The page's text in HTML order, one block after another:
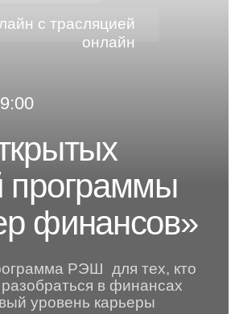
РЭШ для тех, кто
в финансах
уровень карьеры
рынка, сильное
и субботам, очно